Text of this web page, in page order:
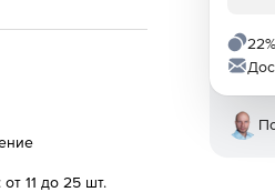
11 до 25 шт.